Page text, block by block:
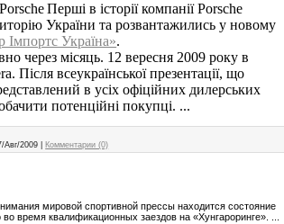
Перші в історії компанії Porsche
України та розвантажились у новому
Імпортс Україна».
через місяць. 12 вересня 2009 року в
Після всеукраїнської презентації, що
в усіх офіційних дилерських
потенційні покупці. ...
Авг/2009 Комментарии (0)
мировой спортивной прессы находится состояние
время квалификационных заездов на «Хунгароринге». ...